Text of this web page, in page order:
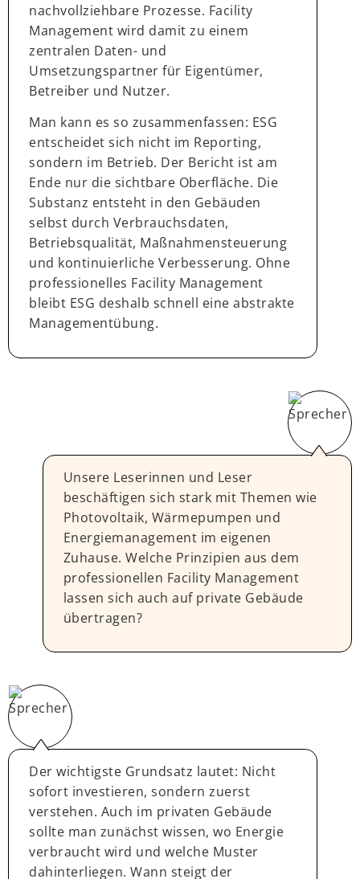
nachvollziehbare Prozesse. Facility
Management wird damit zu einem
zentralen Daten- und
Umsetzungspartner für Eigentümer,
Betreiber und Nutzer.
Man kann es so zusammenfassen: ESG
entscheidet sich nicht im Reporting,
sondern im Betrieb. Der Bericht ist am
Ende nur die sichtbare Oberfläche. Die
Substanz entsteht in den Gebäuden
selbst durch Verbrauchsdaten,
Betriebsqualität, Maßnahmensteuerung
und kontinuierliche Verbesserung. Ohne
professionelles Facility Management
bleibt ESG deshalb schnell eine abstrakte
Managementübung.
Unsere Leserinnen und Leser
beschäftigen sich stark mit Themen wie
Photovoltaik, Wärmepumpen und
Energiemanagement im eigenen
Zuhause. Welche Prinzipien aus dem
professionellen Facility Management
lassen sich auch auf private Gebäude
übertragen?
Der wichtigste Grundsatz lautet: Nicht
sofort investieren, sondern zuerst
verstehen. Auch im privaten Gebäude
sollte man zunächst wissen, wo Energie
verbraucht wird und welche Muster
dahinterliegen. Wann steigt der